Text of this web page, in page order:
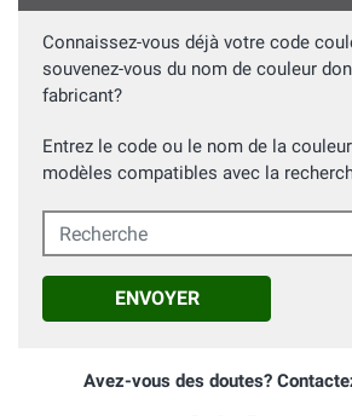
Connaissez-vous déjà votre code
souvenez-vous du nom de couleur
fabricant?
Entrez le code ou le nom de la
modèles compatibles avec la
Recherche
ENVOYER
Avez-vous des doutes?